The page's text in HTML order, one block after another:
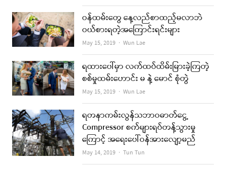
ဝန်ထမ်းတွေ နေ့လည်စာထည့်မလာဘဲ
ဝယ်စားရတဲ့အကြောင်းရင်းများ
May 15, 2019 Author
Wun Lae
ရထားပေါ်မှာ လက်ထပ်ထိမ်းမြားခဲ့ကြတဲ့
စစ်မှုထမ်းဟောင်း မ နဲ့ မောင် စုံတွဲ
May 15, 2019 Author
Wun Lae
ရတနာကမ်းလွန်သဘာဝဓာတ်ငွေ့
Compressor စက်များရပ်တန့်သွားမှု
ကြောင့် အရေးပေါ်ဝန်အားလျော့မည်
May 14, 2019 Author
Tun Tun